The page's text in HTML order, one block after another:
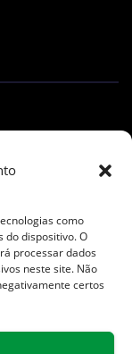
como
do dispositivo. O
processar dados
neste site. Não
certos